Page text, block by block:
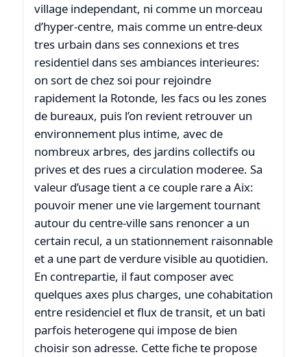
village independant, ni comme un morceau
d’hyper-centre, mais comme un entre-deux
tres urbain dans ses connexions et tres
residentiel dans ses ambiances interieures:
on sort de chez soi pour rejoindre
rapidement la Rotonde, les facs ou les zones
de bureaux, puis l’on revient retrouver un
environnement plus intime, avec de
nombreux arbres, des jardins collectifs ou
prives et des rues a circulation moderee. Sa
valeur d’usage tient a ce couple rare a Aix:
pouvoir mener une vie largement tournant
autour du centre-ville sans renoncer a un
certain recul, a un stationnement raisonnable
et a une part de verdure visible au quotidien.
En contrepartie, il faut composer avec
quelques axes plus charges, une cohabitation
entre residenciel et flux de transit, et un bati
parfois heterogene qui impose de bien
choisir son adresse. Cette fiche te propose